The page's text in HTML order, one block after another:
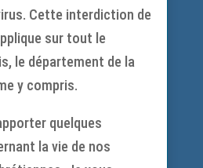
Cette interdiction de
sur tout le
le département de la
y compris.
quelques
la vie de nos